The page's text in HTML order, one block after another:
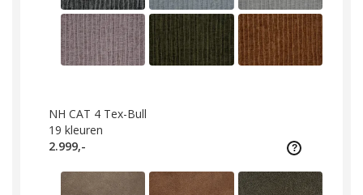
NH CAT 4 Tex-Bull
19 kleuren
2.999,-